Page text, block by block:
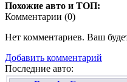
Похожие авто и ТОП:
Комментарии (0)
Нет комментариев. Ваш
Добавить комментарий
Последние авто: